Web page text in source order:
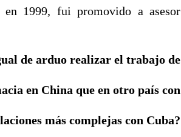
1999, fui promovido a asesor
de arduo realizar el trabajo de
en China que en otro país con
más complejas con Cuba?